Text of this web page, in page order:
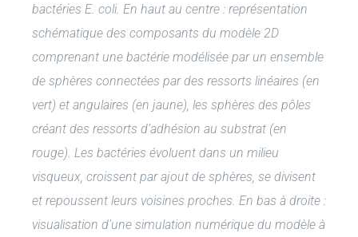
bactéries E. coli. En haut au centre : représentation
schématique des composants du modèle 2D
comprenant une bactérie modélisée par un ensemble
de sphères connectées par des ressorts linéaires (en
vert) et angulaires (en jaune), les sphères des pôles
créant des ressorts d’adhésion au substrat (en
rouge). Les bactéries évoluent dans un milieu
visqueux, croissent par ajout de sphères, se divisent
et repoussent leurs voisines proches. En bas à droite :
visualisation d’une simulation numérique du modèle à